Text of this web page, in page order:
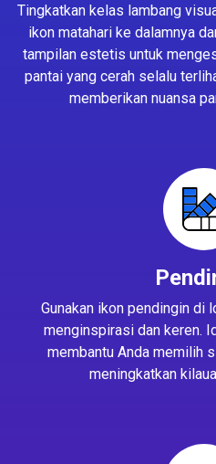
Tingkatkan kelas lambang
ikon matahari ke dalamnya
tampilan estetis untuk
pantai yang cerah selalu
memberikan nuansa
Gunakan ikon pendingin di
menginspirasi dan keren.
membantu Anda memilih
meningkatkan